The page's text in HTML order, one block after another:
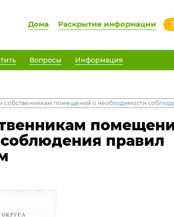
Дома Раскрытие информации
Вопросы Информация
собственникам помещений о необходимости
правил